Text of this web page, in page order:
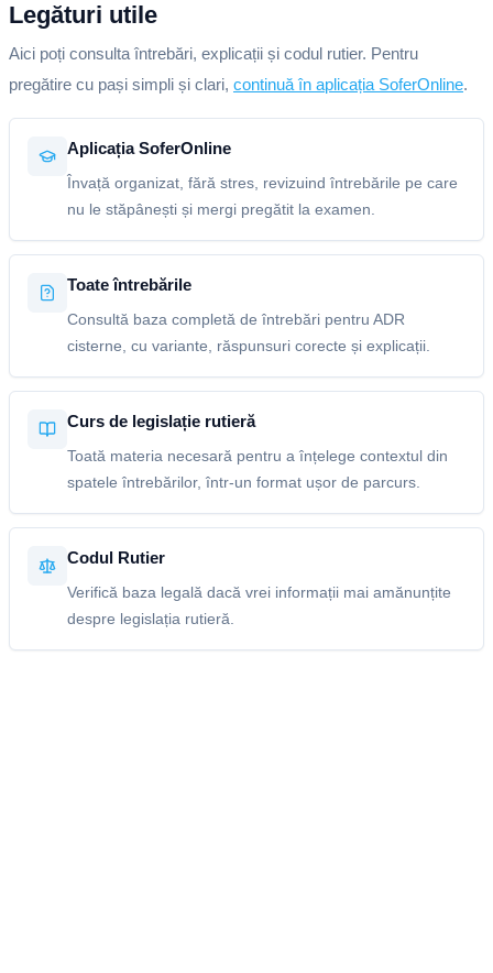
Legături utile
Aici poți consulta întrebări, explicații și codul rutier. Pentru
pregătire cu pași simpli și clari, continuă în aplicația SoferOnline.
Aplicația SoferOnline
Învață organizat, fără stres, revizuind întrebările pe care
nu le stăpânești și mergi pregătit la examen.
Toate întrebările
Consultă baza completă de întrebări pentru ADR
cisterne, cu variante, răspunsuri corecte și explicații.
Curs de legislație rutieră
Toată materia necesară pentru a înțelege contextul din
spatele întrebărilor, într-un format ușor de parcurs.
Codul Rutier
Verifică baza legală dacă vrei informații mai amănunțite
despre legislația rutieră.